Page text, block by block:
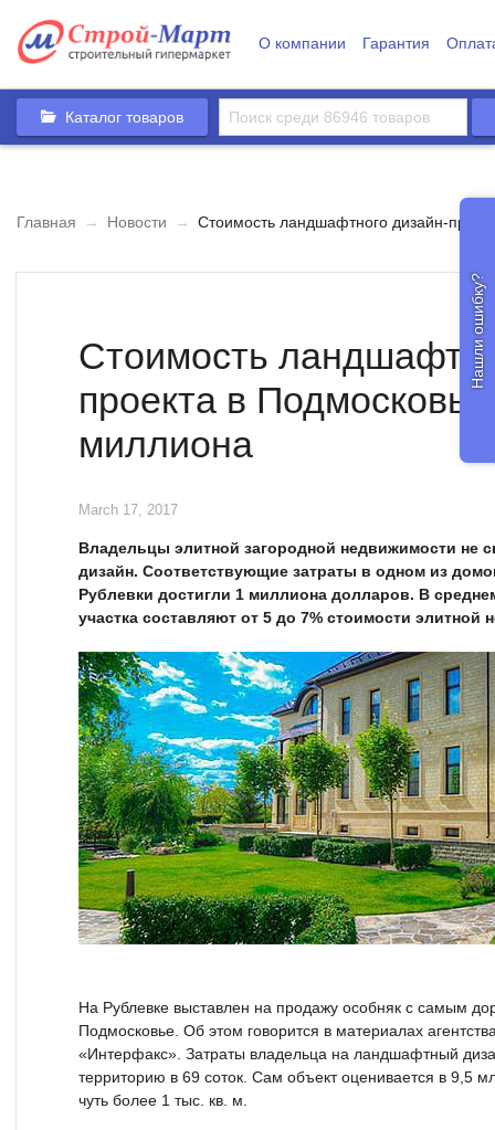
О компании Гарантия
Каталог товаров
Главная → Новости → Стоимость ландшафтного дизайн-
Стоимость
проекта в Подмосковье
миллиона
March 17, 2017
Владельцы элитной загородной недвижимости не
дизайн. Соответствующие затраты в одном из
Рублевки достигли 1 миллиона долларов. В
участка составляют от 5 до 7% стоимости элитной
На Рублевке выставлен на продажу особняк с самым
Подмосковье. Об этом говорится в материалах
«Интерфакс». Затраты владельца на ландшафтный
территорию в 69 соток. Сам объект оценивается в 9,5
чуть более 1 тыс. кв. м.
Нашли ошибку?